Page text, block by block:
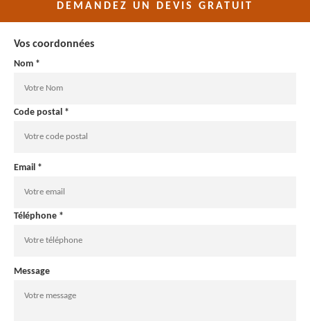
DEMANDEZ UN DEVIS GRATUIT
Vos coordonnées
Nom *
Code postal *
Email *
Téléphone *
Message